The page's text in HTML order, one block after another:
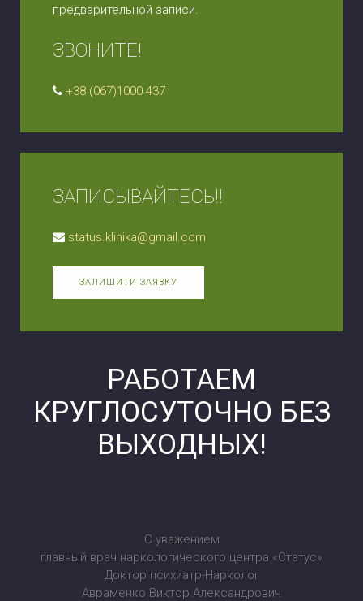
предварительной записи.
ЗВОНИТЕ!
+38 (067)1000 437
ЗАПИСЫВАЙТЕСЬ!!
status.klinika@gmail.com
ЗАЛИШИТИ ЗАЯВКУ
РАБОТАЕМ
КРУГЛОСУТОЧНО БЕЗ
ВЫХОДНЫХ!
С уважением
главный врач наркологического центра «Статус»
Доктор психиатр-Нарколог
Авраменко Виктор Александрович